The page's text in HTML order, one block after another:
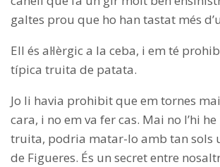
galtes prou que ho han tastat més
Ell és al·lèrgic a la ceba, i em té
típica truita de patata.
Jo li havia prohibit que em tornes
cara, i no em va fer cas. Mai no l’hi
truita, podria matar-lo amb tan sols
de Figueres. És un secret entre